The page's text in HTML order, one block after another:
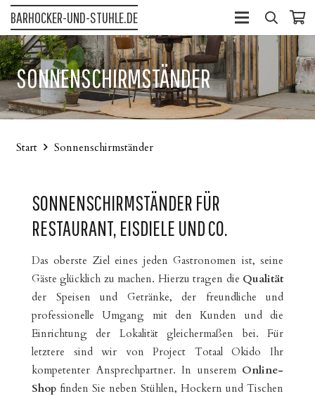
BARHOCKER-UND-STUHLE.DE
SONNENSCHIRMSTÄNDER
Start Sonnenschirmständer
SONNENSCHIRMSTÄNDER FÜR
RESTAURANT, EISDIELE UND CO.
Das oberste Ziel eines jeden Gastronomen ist, seine
Gäste glücklich zu machen. Hierzu tragen die Qualität
der Speisen und Getränke, der freundliche und
professionelle Umgang mit den Kunden und die
Einrichtung der Lokalität gleichermaßen bei. Für
letztere sind wir von Project Totaal Okido Ihr
kompetenter Ansprechpartner. In unserem Online-
Shop finden Sie neben Stühlen, Hockern und Tischen